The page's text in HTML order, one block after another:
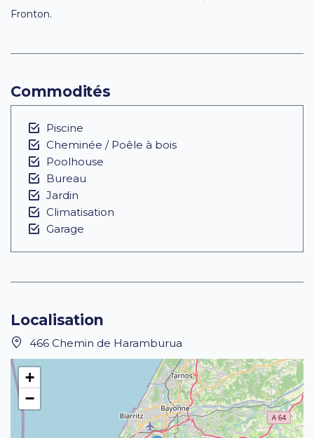
Fronton.
Commodités
Piscine
Cheminée / Poêle à bois
Poolhouse
Bureau
Jardin
Climatisation
Garage
Localisation
466 Chemin de Haramburua
+
−